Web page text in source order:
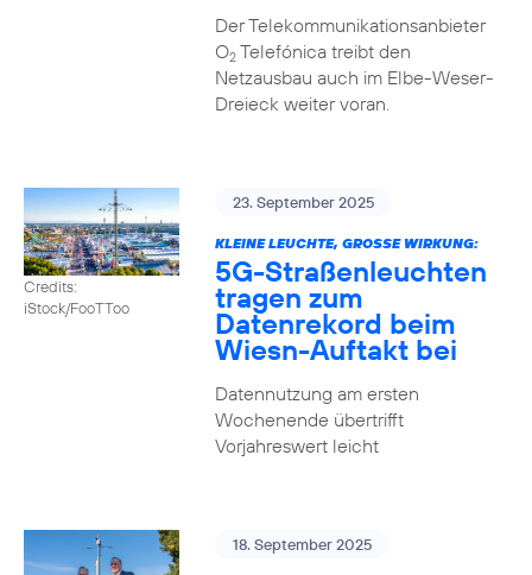
Der Telekommunikationsanbieter
O2Telefónica treibt den
Netzausbau auch im Elbe-Weser-
Dreieck weiter voran.
Credits:
iStock/FooTToo
23. September 2025
KLEINE LEUCHTE, GROSSE WIRKUNG:
5G-Straßenleuchten
tragen zum
Datenrekord beim
Wiesn-Auftakt bei
Datennutzung am ersten
Wochenende übertrifft
Vorjahreswert leicht
18. September 2025